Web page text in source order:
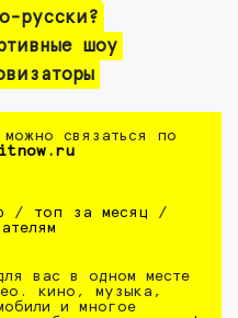
русски?
шоу
связаться по
/ топ за месяц /
вас в одном месте
кино, музыка,
и многое